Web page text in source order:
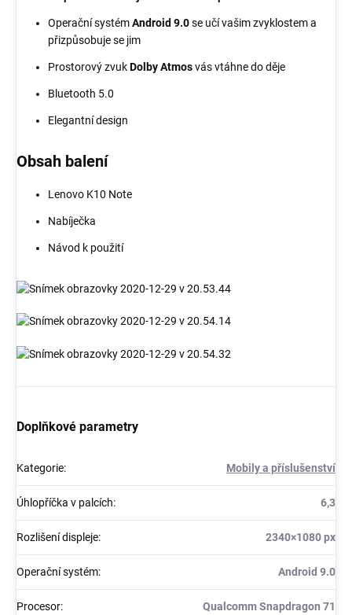
Operační systémAndroid 9.0se učí vašim zvyklostem a
přizpůsobuje se jim
Prostorový zvukDolby Atmosvás vtáhne do děje
Bluetooth 5.0
Elegantní design
Obsah balení
Lenovo K10 Note
Nabíječka
Návod k použití
Doplňkové parametry
Kategorie: Mobily a příslušenství
Úhlopříčka v palcích: 6,3
Rozlišení displeje: 2340×1080 px
Operační systém: Android 9.0
Procesor: Qualcomm Snapdragon 71